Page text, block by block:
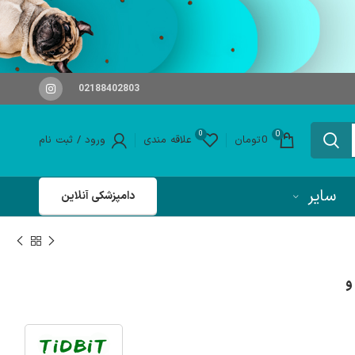
02188402803
0
0تومان 0 علاقه مندی ورود / ثبت نام
سایر دامپزشکی آنلاین